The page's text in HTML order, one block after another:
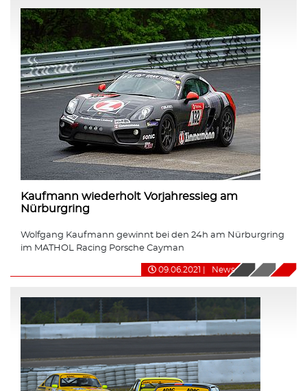
Kaufmann wiederholt Vorjahressieg am
Nürburgring
Wolfgang Kaufmann gewinnt bei den 24h am Nürburgring
im MATHOL Racing Porsche Cayman
09.06.2021 News